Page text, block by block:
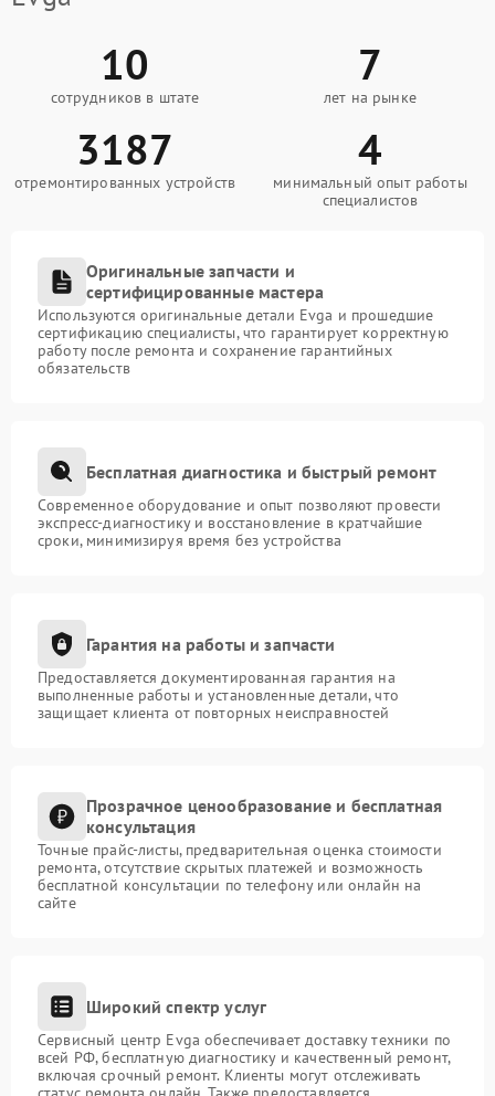
10
сотрудников в штате
7
лет на рынке
3187
отремонтированных устройств
4
минимальный опыт работы
специалистов
Оригинальные запчасти и
сертифицированные мастера
Используются оригинальные детали Evga и прошедшие
сертификацию специалисты, что гарантирует корректную
работу после ремонта и сохранение гарантийных
обязательств
Бесплатная диагностика и быстрый ремонт
Современное оборудование и опыт позволяют провести
экспресс-диагностику и восстановление в кратчайшие
сроки, минимизируя время без устройства
Гарантия на работы и запчасти
Предоставляется документированная гарантия на
выполненные работы и установленные детали, что
защищает клиента от повторных неисправностей
Прозрачное ценообразование и бесплатная
консультация
Точные прайс-листы, предварительная оценка стоимости
ремонта, отсутствие скрытых платежей и возможность
бесплатной консультации по телефону или онлайн на
сайте
Широкий спектр услуг
Сервисный центр Evga обеспечивает доставку техники по
всей РФ, бесплатную диагностику и качественный ремонт,
включая срочный ремонт. Клиенты могут отслеживать